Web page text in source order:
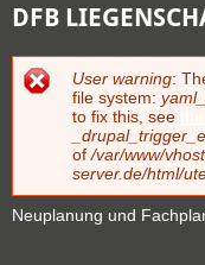
DFB
User warning:
file system:
to fix this, see
of/var/www/
server.de/html/
Neuplanung und